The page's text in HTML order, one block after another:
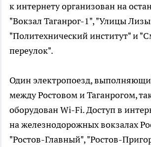
к интернету организован на
"Вокзал Таганрог-1", "Улицы
"Политехнический институт" и
переулок".
Один электропоезд,
между Ростовом и Таганрогом,
оборудован Wi-Fi. Доступ в
на железнодорожных вокзалах
"Ростов-Главный", "Ростов-